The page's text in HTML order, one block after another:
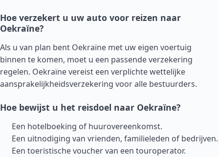
Hoe verzekert u uw auto voor reizen naar
Oekraïne?
Als u van plan bent Oekraïne met uw eigen voertuig
binnen te komen, moet u een passende verzekering
regelen. Oekraïne vereist een verplichte wettelijke
aansprakelijkheidsverzekering voor alle bestuurders.
Hoe bewijst u het reisdoel naar Oekraïne?
Een hotelboeking of huurovereenkomst.
Een uitnodiging van vrienden, familieleden of bedrijven.
Een toeristische voucher van een touroperator.